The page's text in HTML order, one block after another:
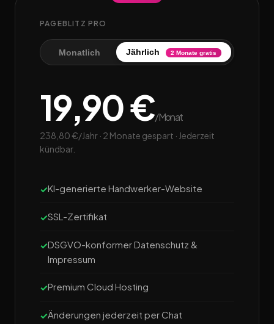
PAGEBLITZ PRO
Monatlich Jährlich 2 Monate gratis
19,90 €/Monat
238,80 €/Jahr · 2 Monate gespart · Jederzeit
kündbar.
KI-generierte Handwerker-Website
SSL-Zertifikat
DSGVO-konformer Datenschutz &
Impressum
Premium Cloud Hosting
Änderungen jederzeit per Chat